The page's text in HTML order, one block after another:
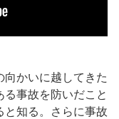
かいに越してきた
事故を防いだこと
と知る。さらに事故